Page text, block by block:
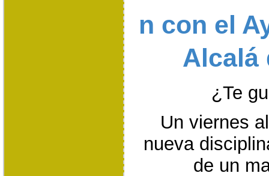
n con el
Alcalá
¿Te
Un viernes
nueva
de un